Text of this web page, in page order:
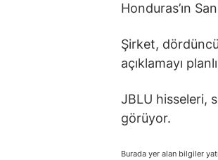
Honduras’ın
Şirket,
açıklamayı
JBLU hisseleri,
görüyor.
Burada yer alan bilgiler